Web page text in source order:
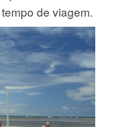
de viagem.